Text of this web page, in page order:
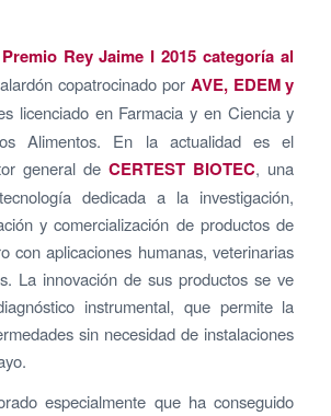
Rey Jaime I 2015 categoría al
copatrocinado por AVE, EDEM y
licenciado en Farmacia y en Ciencia y
Alimentos. En la actualidad es el
general deCERTEST BIOTEC, una
dedicada a la investigación,
y comercialización de productos de
con aplicaciones humanas, veterinarias
La innovación de sus productos se ve
instrumental, que permite la
sin necesidad de instalaciones
especialmente que ha conseguido